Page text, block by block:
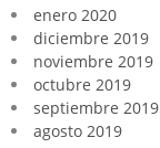
enero 2020
diciembre 2019
noviembre 2019
octubre 2019
septiembre 2019
agosto 2019